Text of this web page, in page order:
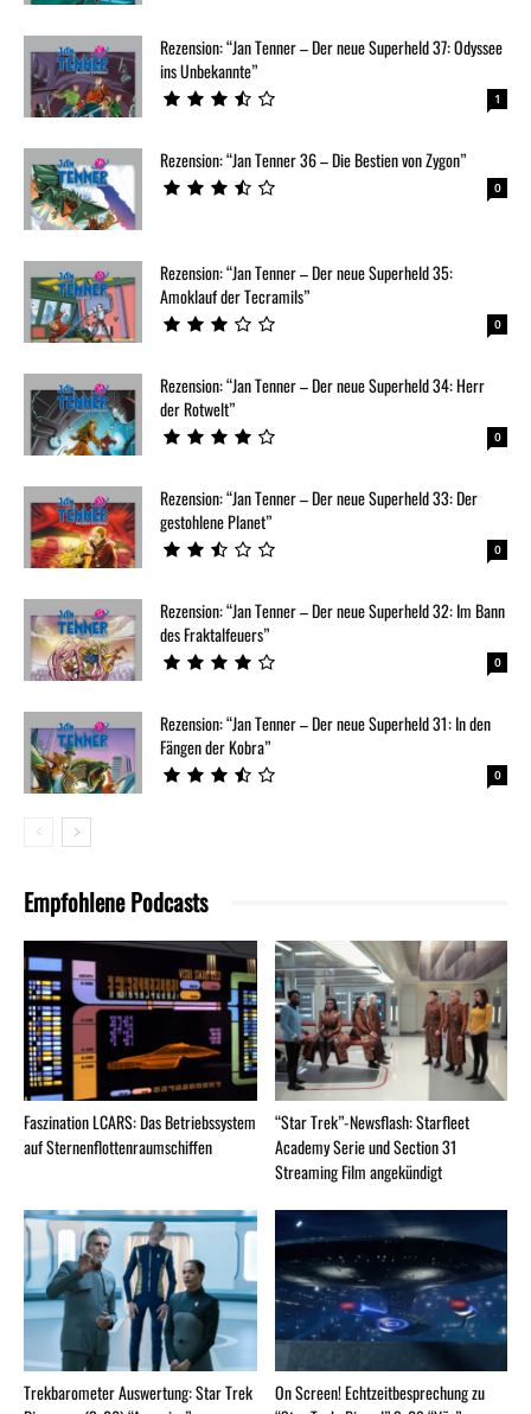
Rezension: “Jan Tenner – Der neue Superheld 37: Odyssee
ins Unbekannte”
1
Rezension: “Jan Tenner 36 – Die Bestien von Zygon”
0
Rezension: “Jan Tenner – Der neue Superheld 35:
Amoklauf der Tecramils”
0
Rezension: “Jan Tenner – Der neue Superheld 34: Herr
der Rotwelt”
0
Rezension: “Jan Tenner – Der neue Superheld 33: Der
gestohlene Planet”
0
Rezension: “Jan Tenner – Der neue Superheld 32: Im Bann
des Fraktalfeuers”
0
Rezension: “Jan Tenner – Der neue Superheld 31: In den
Fängen der Kobra”
0
Empfohlene Podcasts
Faszination LCARS: Das Betriebssystem
auf Sternenflottenraumschiffen
“Star Trek”-Newsflash: Starfleet
Academy Serie und Section 31
Streaming Film angekündigt
Trekbarometer Auswertung: Star Trek
On Screen! Echtzeitbesprechung zu